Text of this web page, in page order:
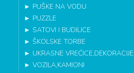
► PUŠKE NA VODU
► PUZZLE
►SATOVI I BUDILICE
►ŠKOLSKE TORBE
► UKRASNE VREĆICE,DEKORACIJE
►VOZILA,KAMIONI